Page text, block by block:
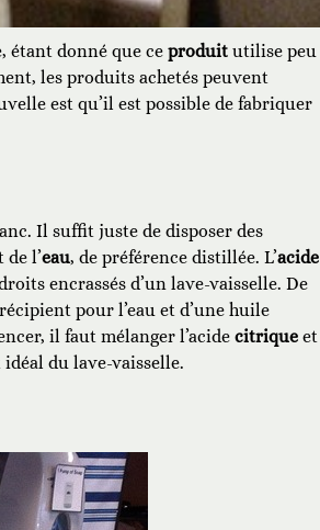
étant donné que ce produit utilise peu
les produits achetés peuvent
est qu’il est possible de fabriquer
Il suffit juste de disposer des
de l’eau, de préférence distillée. L’acide
encrassés d’un lave-vaisselle. De
pour l’eau et d’une huile
il faut mélanger l’acide citrique et
du lave-vaisselle.